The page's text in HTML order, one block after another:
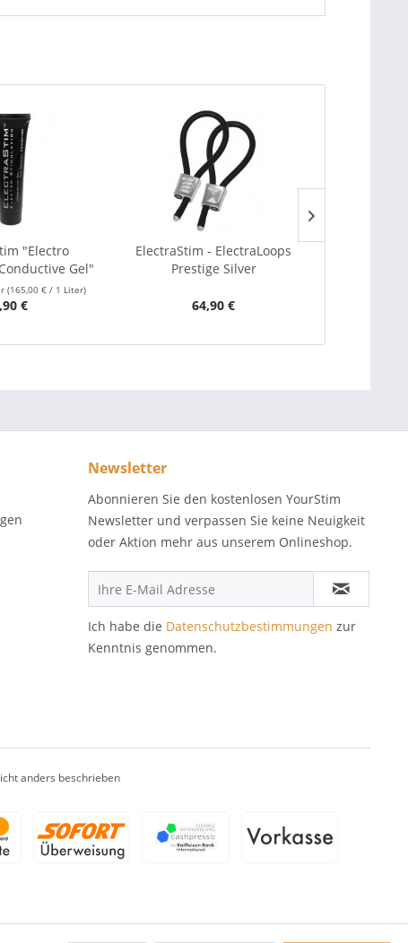
"Electro
Gel"
(165,00 € / 1 Liter)
€
ElectraStim - ElectraLoops
Prestige Silver
64,90 €
Newsletter
Abonnieren Sie den kostenlosen YourStim
Newsletter und verpassen Sie keine Neuigkeit
oder Aktion mehr aus unserem Onlineshop.
Ich habe die Datenschutzbestimmungen zur
Kenntnis genommen.
anders beschrieben